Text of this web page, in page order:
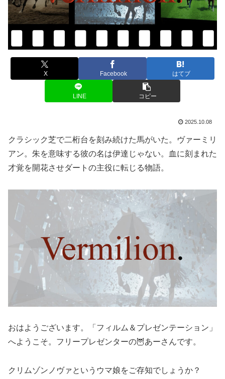
X Facebook はてブ
LINE コピー
2025.10.08
クラシック芝で二桁台を刻み続けた馬がいた。ヴァーミリ
アン。朱を意味する彼の名は伊達じゃない。血に刻まれた
才覚を開花させダートの主役に転じる物語。
おはようございます。「フィルム＆プレゼンテーション」
へようこそ。フリープレゼンターの🦉あーさんです。
クリムゾンノヴァというウマ娘をご存知でしょうか？